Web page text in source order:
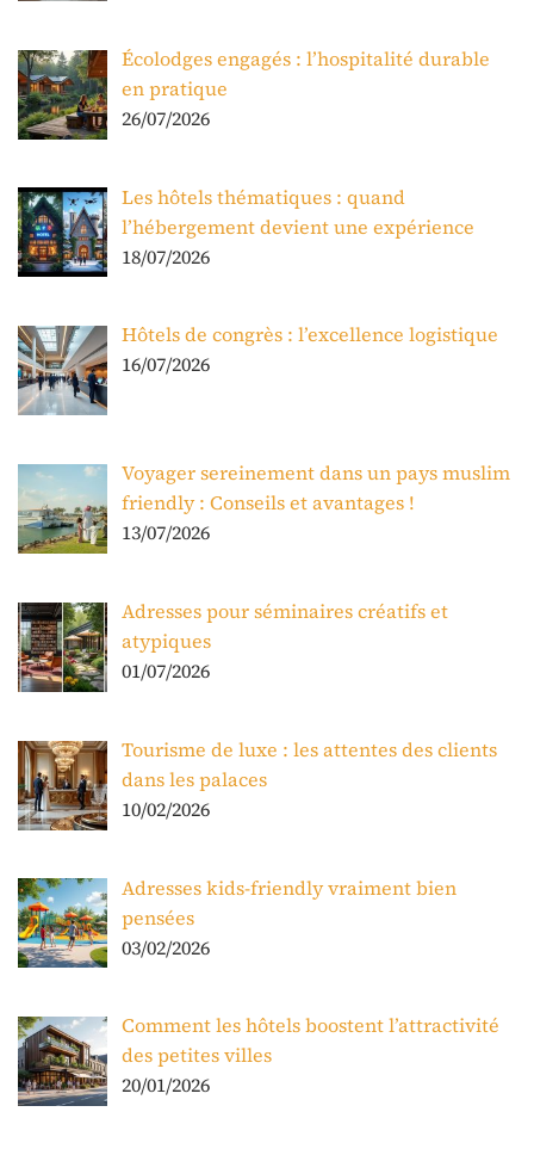
Écolodges engagés : l’hospitalité durable
en pratique
26/07/2026
Les hôtels thématiques : quand
l’hébergement devient une expérience
18/07/2026
Hôtels de congrès : l’excellence logistique
16/07/2026
Voyager sereinement dans un pays muslim
friendly : Conseils et avantages !
13/07/2026
Adresses pour séminaires créatifs et
atypiques
01/07/2026
Tourisme de luxe : les attentes des clients
dans les palaces
10/02/2026
Adresses kids-friendly vraiment bien
pensées
03/02/2026
Comment les hôtels boostent l’attractivité
des petites villes
20/01/2026